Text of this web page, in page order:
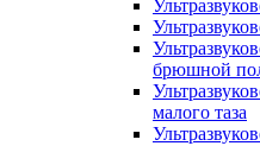
брюшной
малого таза